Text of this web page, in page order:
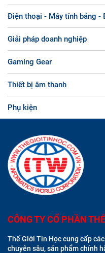
Điện thoại - Máy tính bảng -
Giải pháp doanh nghiệp
Gaming Gear
Thiết bị âm thanh
Phụ kiện
CÔNG TY CỔ PHẦN
Thế Giới Tin Học cung cấp
chuyên sâu, sản phẩm chính